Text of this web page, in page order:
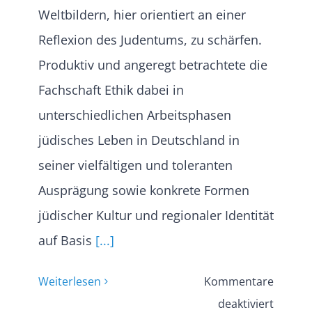
Weltbildern, hier orientiert an einer
Reflexion des Judentums, zu schärfen.
Produktiv und angeregt betrachtete die
Fachschaft Ethik dabei in
unterschiedlichen Arbeitsphasen
jüdisches Leben in Deutschland in
seiner vielfältigen und toleranten
Ausprägung sowie konkrete Formen
jüdischer Kultur und regionaler Identität
auf Basis [...]
Weiterlesen
Kommentare
deaktiviertfür